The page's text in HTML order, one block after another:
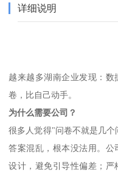
详细说明
越来越多湖南企业发现：
卷，比自己动手。
为什么需要公司？
很多人觉得"问卷不就是几个
答案混乱，根本没法用。公
设计，避免引导性偏差；